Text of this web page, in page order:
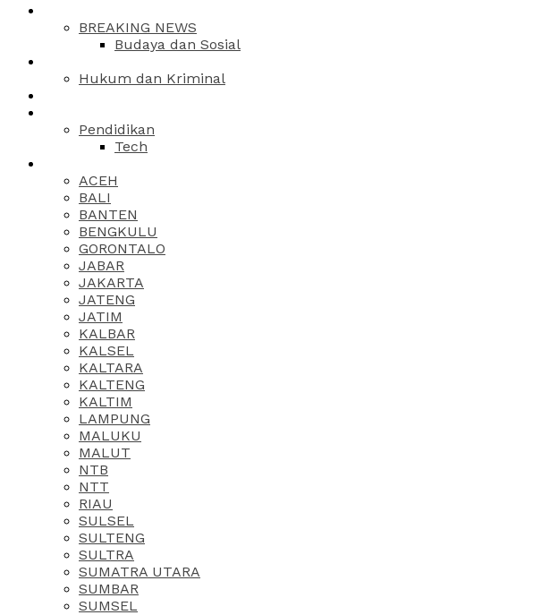
BREAKING NEWS
Budaya dan Sosial
Hukum dan Kriminal
Pendidikan
Tech
ACEH
BALI
BANTEN
BENGKULU
GORONTALO
JABAR
JAKARTA
JATENG
JATIM
KALBAR
KALSEL
KALTARA
KALTENG
KALTIM
LAMPUNG
MALUKU
MALUT
NTB
NTT
RIAU
SULSEL
SULTENG
SULTRA
SUMATRA UTARA
SUMBAR
SUMSEL